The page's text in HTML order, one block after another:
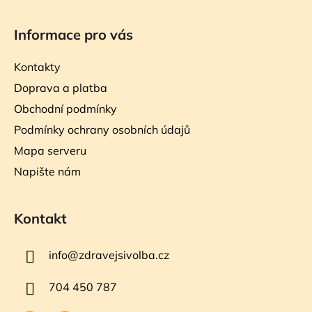
Informace pro vás
Kontakty
Doprava a platba
Obchodní podmínky
Podmínky ochrany osobních údajů
Mapa serveru
Napište nám
Kontakt
info@zdravejsivolba.cz
704 450 787